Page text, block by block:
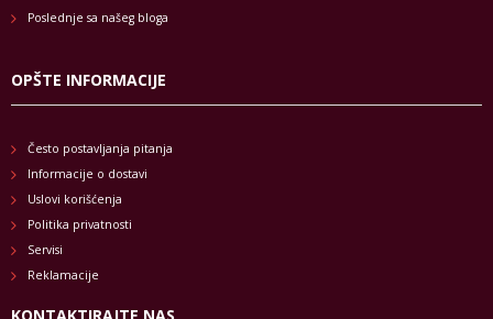
Poslednje sa našeg bloga
OPŠTE INFORMACIJE
Često postavljanja pitanja
Informacije o dostavi
Uslovi korišćenja
Politika privatnosti
Servisi
Reklamacije